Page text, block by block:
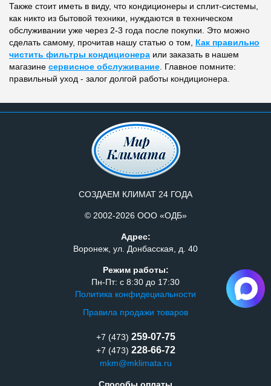
Также стоит иметь в виду, что кондиционеры и сплит-системы,
как никто из бытовой техники, нуждаются в техническом
обслуживании уже через 2-3 года после покупки. Это можно
сделать самому, прочитав нашу статью о том, Как правильно
чистить фильтры кондиционера или заказать в нашем
магазине сервисное обслуживание . Главное помните:
правильный уход - залог долгой работы кондиционера.
СОЗДАЕМ КЛИМАТ 24 ГОДА
© 2002-2026 ООО «ОДБ»
Адрес:
Воронеж, ул. Донбасская, д. 40
Режим работы:
Пн-Пт: с 8:30 до 17:30
Политика конфидециальности
Правила продажи товаров
+7 (473) 259-07-75
+7 (473) 228-66-72
mkm@mklimata.ru
Способы оплаты